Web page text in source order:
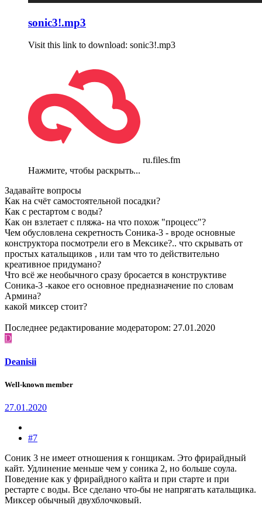
sonic3!.mp3
Visit this link to download: sonic3!.mp3
ru.files.fm
Нажмите, чтобы раскрыть...
Задавайте вопросы
Как на счёт самостоятельной посадки?
Как с рестартом с воды?
Как он взлетает с пляжа- на что похож "процесс"?
Чем обусловлена секретность Соника-3 - вроде основные
конструктора посмотрели его в Мексике?.. что скрывать от
простых катальщиков , или там что то действительно
креативное придумано?
Что всё же необычного сразу бросается в конструктиве
Соника-3 -какое его основное предназначение по словам
Армина?
какой миксер стоит?
Последнее редактирование модератором: 27.01.2020
D
Deanisii
Well-known member
27.01.2020
#7
Соник 3 не имеет отношения к гонщикам. Это фрирайдный
кайт. Удлинение меньше чем у соника 2, но больше соула.
Поведение как у фрирайдного кайта и при старте и при
рестарте с воды. Все сделано что-бы не напрягать катальщика.
Миксер обычный двухблочковый.